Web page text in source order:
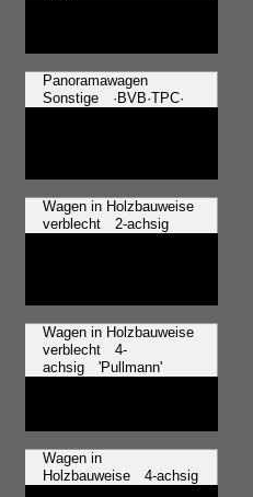
Panoramawagen
Sonstige ·BVB·TPC·
Wagen in Holzbauweise
verblecht 2-achsig
Wagen in Holzbauweise
verblecht 4-
achsig 'Pullmann'
Wagen in
Holzbauweise 4-achsig